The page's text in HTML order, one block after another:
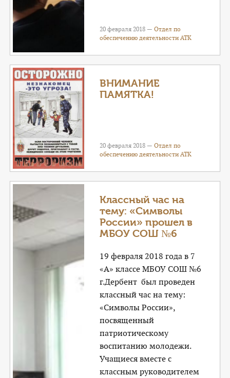
20 февраля 2018 —Отдел по
обеспечению деятельности АТК
ВНИМАНИЕ
ПАМЯТКА!
20 февраля 2018 —Отдел по
обеспечению деятельности АТК
Классный час на
тему: «Символы
России» прошел в
МБОУ СОШ №6
19 февраля 2018 года в 7
«А» классе МБОУ СОШ №6
г.Дербент был проведен
классный час на тему:
«Символы России»,
посвященный
патриотическому
воспитанию молодежи.
Учащиеся вместе с
классным руководителем